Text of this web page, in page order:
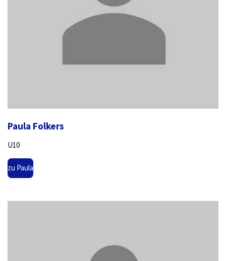
Paula Folkers
U10
zu Paula